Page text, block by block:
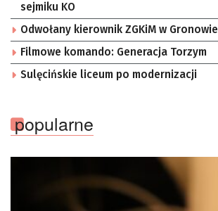
sejmiku KO
Odwołany kierownik ZGKiM w Gronowie
Filmowe komando: Generacja Torzym
Sulęcińskie liceum po modernizacji
popularne